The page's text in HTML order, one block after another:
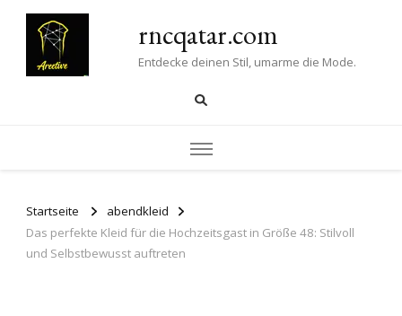
rncqatar.com
Entdecke deinen Stil, umarme die Mode.
Startseite
abendkleid
Das perfekte Kleid für die Hochzeitsgast in Größe 48: Stilvoll
und Selbstbewusst auftreten